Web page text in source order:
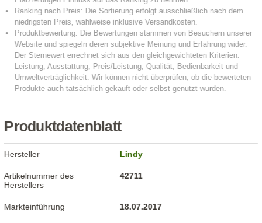
Produktdatenblatt
Hersteller Lindy
Artikelnummer des
Herstellers
42711
Markteinführung 18.07.2017